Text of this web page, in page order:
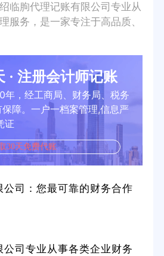
临朐代理记账有限公司专业从
服务，是一家专注于高品质、
· 注册会计师记账
年，经工商局、财务局、税务
障。一户一档案管理,信息严
证
30天免费代账
公司：您最可靠的财务合作
公司专业从事各类企业财务